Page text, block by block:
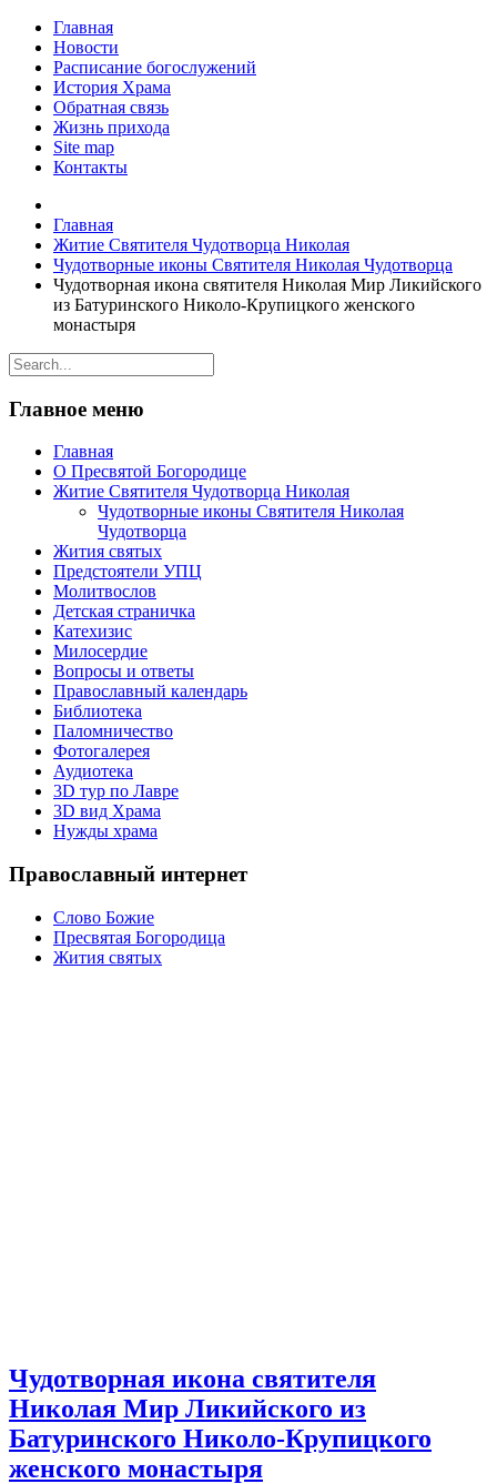
Главная
Новости
Расписание богослужений
История Храма
Обратная связь
Жизнь прихода
Site map
Контакты
Главная
Житие Святителя Чудотворца Николая
Чудотворные иконы Святителя Николая Чудотворца
Чудотворная икона святителя Николая Мир Ликийского
из Батуринского Николо-Крупицкого женского
монастыря
Главное меню
Главная
О Пресвятой Богородице
Житие Святителя Чудотворца Николая
Чудотворные иконы Святителя Николая
Чудотворца
Жития святых
Предстоятели УПЦ
Молитвослов
Детская страничка
Катехизис
Милосердие
Вопросы и ответы
Православный календарь
Библиотека
Паломничество
Фотогалерея
Аудиотека
3D тур по Лавре
3D вид Храма
Нужды храма
Православный интернет
Слово Божие
Пресвятая Богородица
Жития святых
Чудотворная икона святителя
Николая Мир Ликийского из
Батуринского Николо-Крупицкого
женского монастыря